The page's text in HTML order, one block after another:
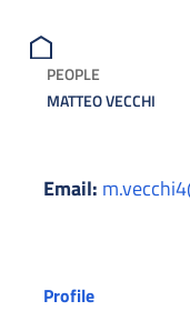
PEOPLE
MATTEO VECCHI
Email:
Profile